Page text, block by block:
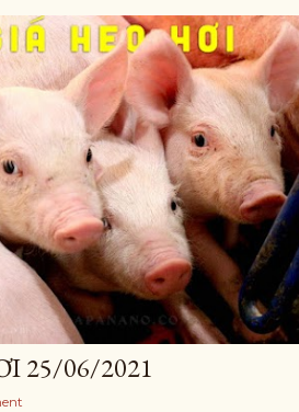
25/06/2021